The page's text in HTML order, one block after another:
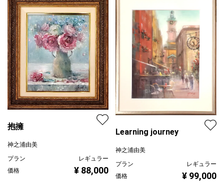
抱擁
神之浦由美
プラン
レギュラー
価格
¥ 88,000
Learning journey
神之浦由美
プラン
レギュラー
価格
¥ 99,000